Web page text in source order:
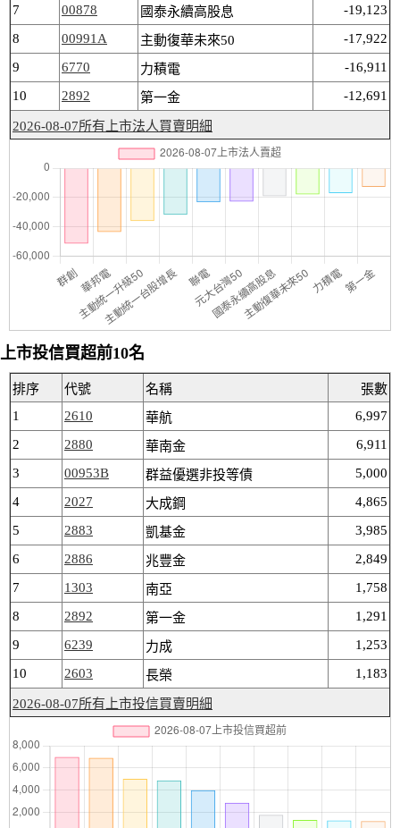
7
00878 國泰永續高股息
-19,123
8
00991A 主動復華未來50
-17,922
9
6770 力積電
-16,911
10
2892 第一金 -12,691
2026-08-07所有上市法人買賣明細
上市投信買超前10名
排序 代號 名稱
張數
1
2610 華航
6,997
2
2880 華南金
6,911
3
00953B 群益優選非投等債
5,000
4
2027 大成鋼
4,865
5
2883 凱基金
3,985
6
2886 兆豐金
2,849
7
1303 南亞
1,758
8
2892 第一金
1,291
9
6239 力成
1,253
10
2603 長榮 1,183
2026-08-07所有上市投信買賣明細